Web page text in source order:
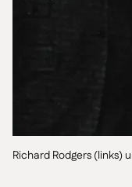
Richard Rodgers (links)